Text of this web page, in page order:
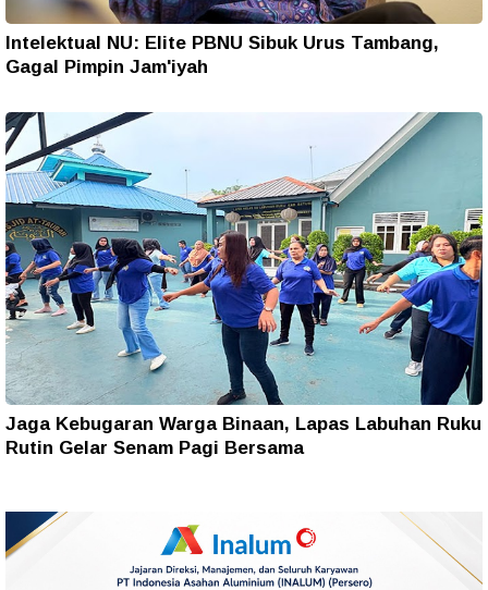
Intelektual NU: Elite PBNU Sibuk Urus Tambang,
Gagal Pimpin Jam'iyah
Jaga Kebugaran Warga Binaan, Lapas Labuhan Ruku
Rutin Gelar Senam Pagi Bersama